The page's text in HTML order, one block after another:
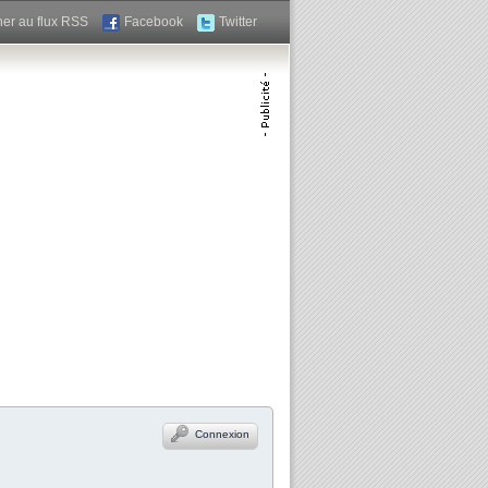
Twitter
Facebook
au flux RSS
Connexion